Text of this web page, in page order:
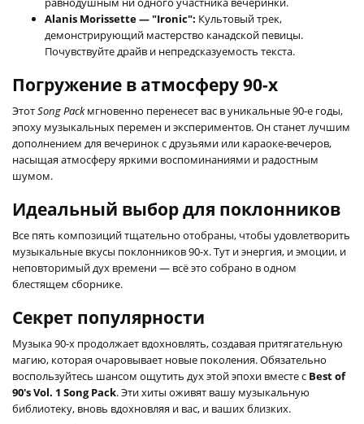
Alanis Morissette — "Ironic": Культовый трек,
демонстрирующий мастерство канадской певицы.
Почувствуйте драйв и непредсказуемость текста.
Погружение в атмосферу 90-х
ЭтотSong Packмгновенно перенесет вас в уникальные 90-е годы,
эпоху музыкальных перемен и экспериментов. Он станет лучшим
дополнением для вечеринок с друзьями или караоке-вечеров,
насыщая атмосферу яркими воспоминаниями и радостным
шумом.
Идеальный выбор для поклонников
Все пять композиций тщательно отобраны, чтобы удовлетворить
музыкальные вкусы поклонников 90-х. Тут и энергия, и эмоции, и
неповторимый дух времени — всё это собрано в одном
блестящем сборнике.
Секрет популярности
Музыка 90-х продолжает вдохновлять, создавая притягательную
магию, которая очаровывает новые поколения. Обязательно
воспользуйтесь шансом ощутить дух этой эпохи вместе с Best of
90's Vol. 1 Song Pack. Эти хиты оживят вашу музыкальную
библиотеку, вновь вдохновляя и вас, и ваших близких.